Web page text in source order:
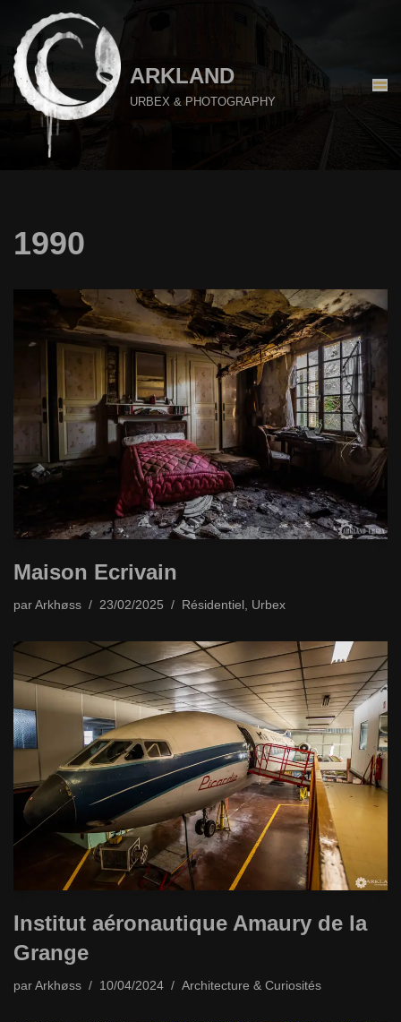
Aller
au
contenu
ARKLAND
URBEX & PHOTOGRAPHY
1990
Maison Ecrivain
par Arkhøss 23/02/2025 Résidentiel Urbex
Institut aéronautique Amaury de la
Grange
par Arkhøss 10/04/2024 Architecture & Curiosités